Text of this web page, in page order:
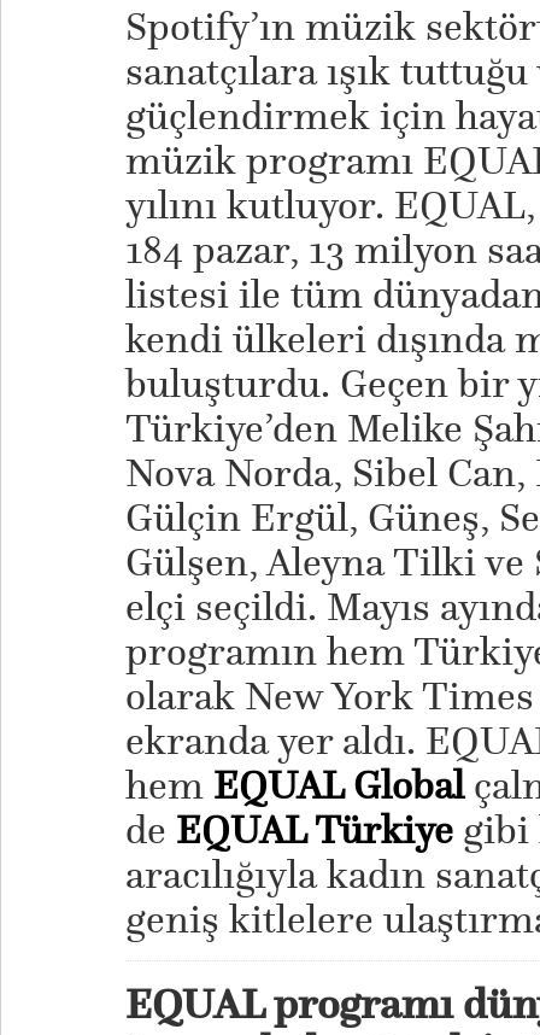
Spotify’ın müzik
sanatçılara ışık
güçlendirmek için
müzik programı
yılını kutluyor.
184 pazar, 13 milyon
listesi ile tüm
kendi ülkeleri dışında
buluşturdu. Geçen bir
Türkiye’den Melike
Nova Norda, Sibel
Gülçin Ergül, Güneş,
Gülşen, Aleyna Tilki ve
elçi seçildi. Mayıs
programın hem
olarak New York Times
ekranda yer aldı.
hem EQUAL Global
de EQUAL Türkiyegibi
aracılığıyla kadın
geniş kitlelere
EQUAL programı